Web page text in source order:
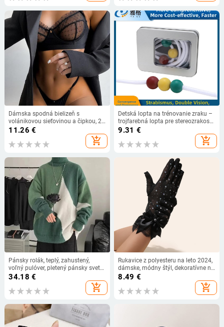
Dámska spodná bielizeň s
volánikovou sieťovinou a čipkou, 2-
dielna spodná bielizeň, priehľadné
podprsenky, nohavičky, súpravy,
biele, sexy, bezšvové, 4,7 cm, dámy
11.26 €
add_shopping_cart
Detská lopta na trénovanie zraku –
trojfarebná lopta pre stereozrakosť,
domáce použitie
9.31 €
add_shopping_cart
Pánsky rolák, teplý, zahustený,
voľný pulóver, pletený pánsky sveter,
veľkoobchod 2023
34.18 €
add_shopping_cart
Rukavice z polyesteru na leto 2024,
dámske, módny štýl, dekoratívne na
tanečné výkony a svadobné
8.49 €
add_shopping_cart